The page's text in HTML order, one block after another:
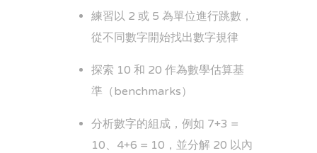
練習以 2 或 5 為單位進行跳數，
從不同數字開始找出數字規律
探索 10 和 20 作為數學估算基
準（benchmarks）
分析數字的組成，例如 7+3 =
10、4+6 = 10，並分解 20 以內